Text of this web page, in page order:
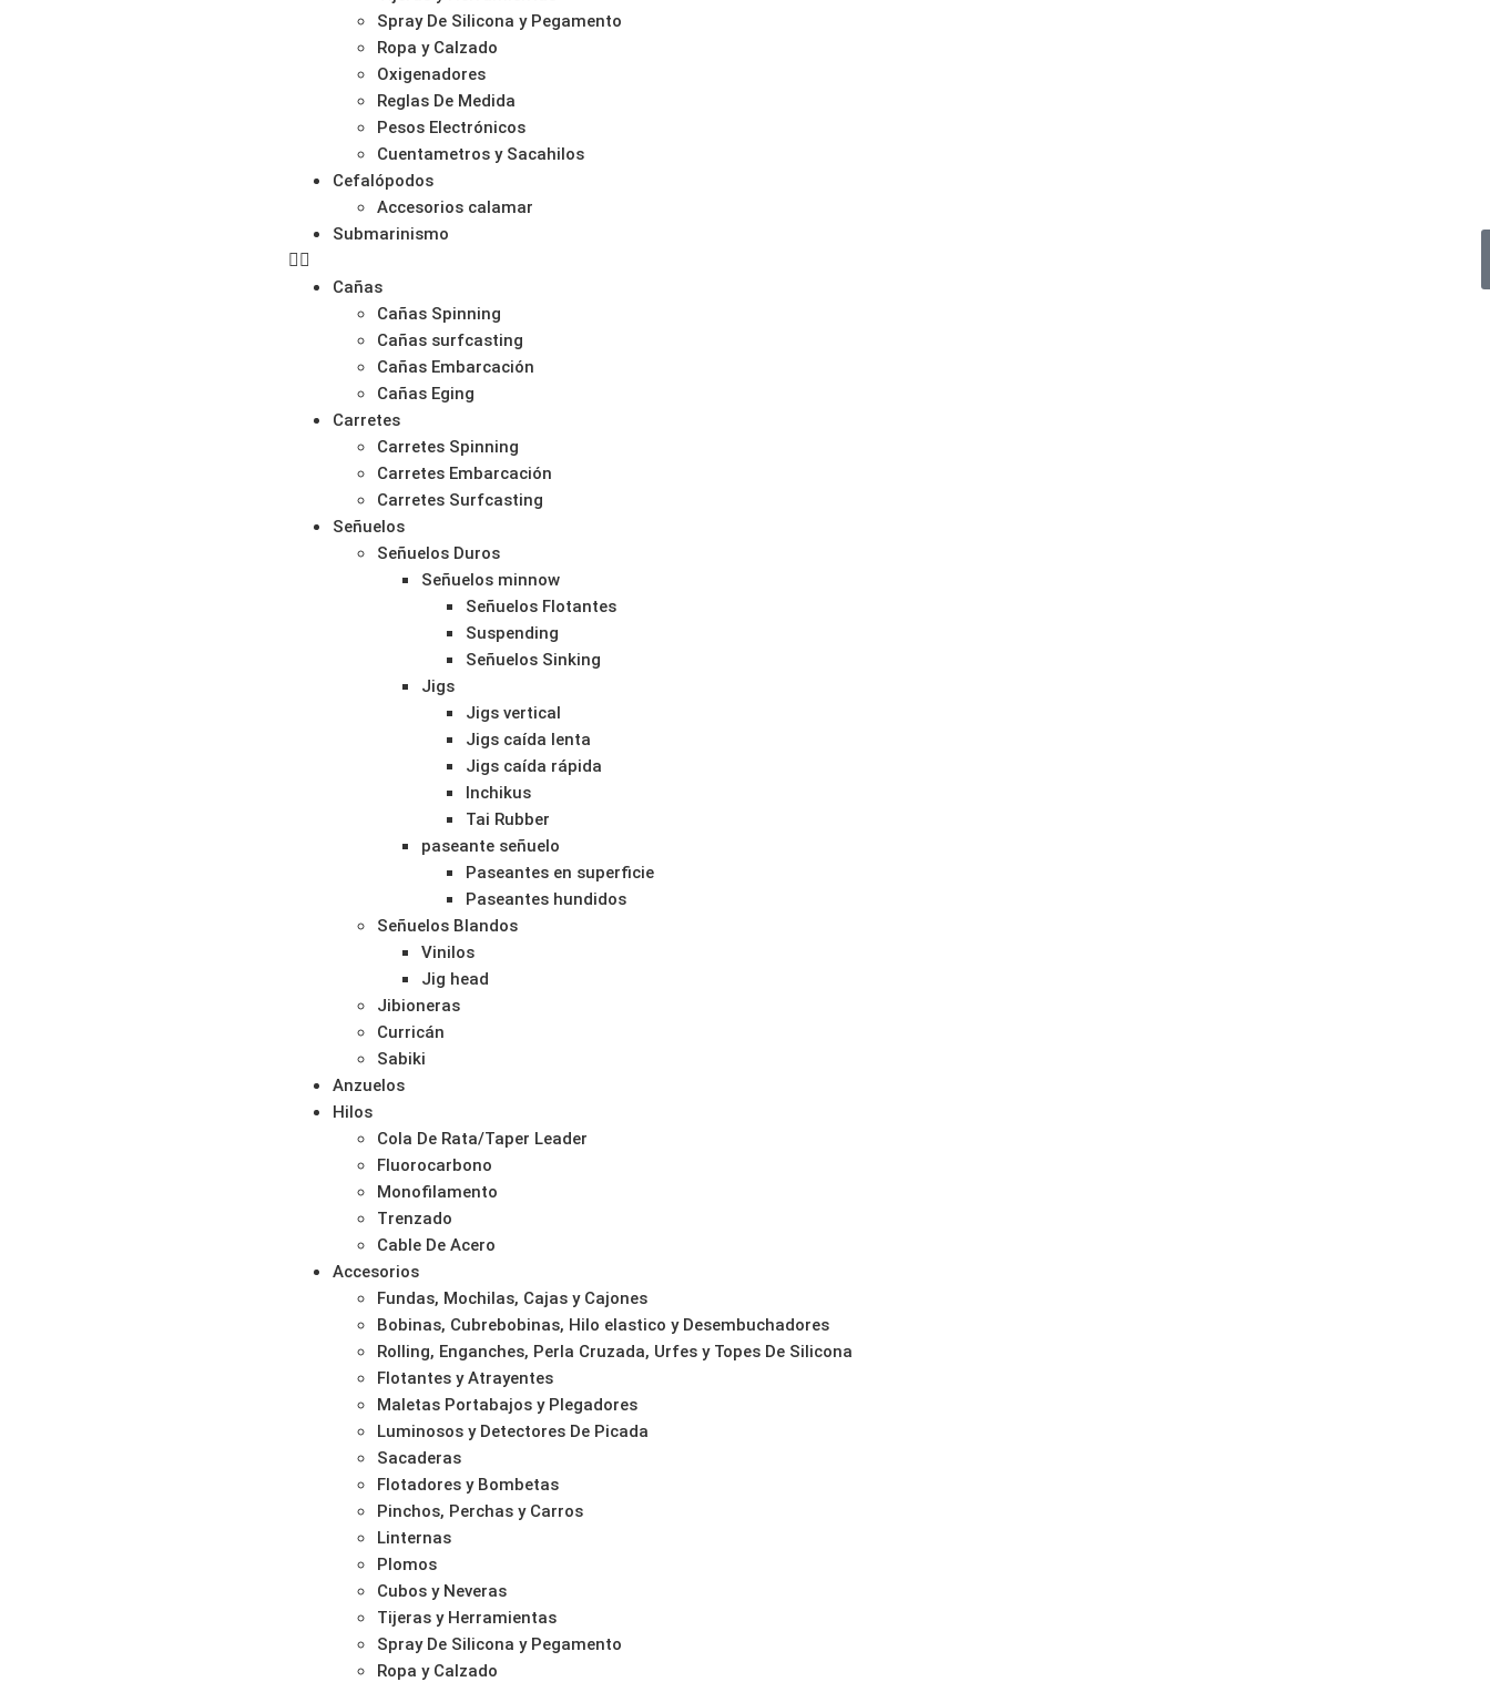
Spray De Silicona y Pegamento
Ropa y Calzado
Oxigenadores
Reglas De Medida
Pesos Electrónicos
Cuentametros y Sacahilos
Cefalópodos
Accesorios calamar
Submarinismo
Cañas
Cañas Spinning
Cañas surfcasting
Cañas Embarcación
Cañas Eging
Carretes
Carretes Spinning
Carretes Embarcación
Carretes Surfcasting
Señuelos
Señuelos Duros
Señuelos minnow
Señuelos Flotantes
Suspending
Señuelos Sinking
Jigs
Jigs vertical
Jigs caída lenta
Jigs caída rápida
Inchikus
Tai Rubber
paseante señuelo
Paseantes en superficie
Paseantes hundidos
Señuelos Blandos
Vinilos
Jig head
Jibioneras
Curricán
Sabiki
Anzuelos
Hilos
Cola De Rata/Taper Leader
Fluorocarbono
Monofilamento
Trenzado
Cable De Acero
Accesorios
Fundas, Mochilas, Cajas y Cajones
Bobinas, Cubrebobinas, Hilo elastico y Desembuchadores
Rolling, Enganches, Perla Cruzada, Urfes y Topes De Silicona
Flotantes y Atrayentes
Maletas Portabajos y Plegadores
Luminosos y Detectores De Picada
Sacaderas
Flotadores y Bombetas
Pinchos, Perchas y Carros
Linternas
Plomos
Cubos y Neveras
Tijeras y Herramientas
Spray De Silicona y Pegamento
Ropa y Calzado